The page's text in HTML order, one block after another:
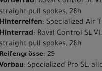
straight pull spokes, 28h
Hinterreifen: Specialized Air
Hinterrad: Roval Control SL
straight pull spokes, 28h
Reifengrösse: 29
Vorbau: Specialized Pro SL,